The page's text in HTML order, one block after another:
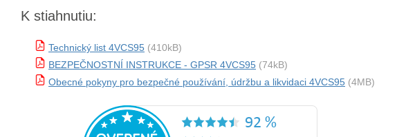
K stiahnutiu:
Technický list 4VCS95 (410kB)
BEZPEČNOSTNÍ INSTRUKCE - GPSR 4VCS95 (74kB)
Obecné pokyny pro bezpečné používání, údržbu a likvidaci 4VCS95 (4MB)